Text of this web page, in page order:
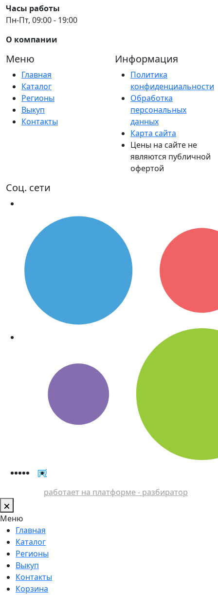
Часы работы
Пн-Пт, 09:00 - 19:00
О компании
Меню
Главная
Каталог
Регионы
Выкуп
Контакты
Информация
Политика
конфиденциальности
Обработка
персональных
данных
Карта сайта
Цены на сайте не
являются публичной
офертой
Соц. сети
работает на платформе - разбиратор
Меню
Главная
Каталог
Регионы
Выкуп
Контакты
Корзина